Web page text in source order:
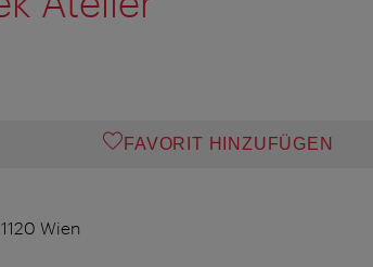
FAVORIT HINZUFÜGEN
Wien